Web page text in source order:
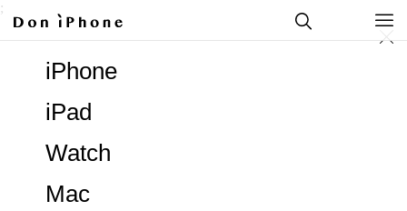
;
Mac
Watch
iPad
iPhone